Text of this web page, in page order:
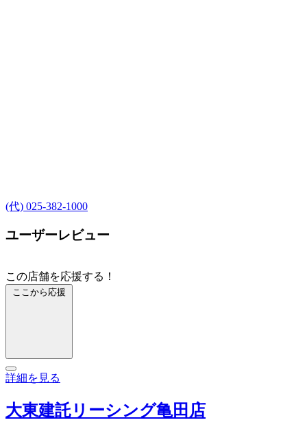
(代) 025-382-1000
ユーザーレビュー
この店舗を応援する！
ここから応援
詳細を見る
大東建託リーシング亀田店